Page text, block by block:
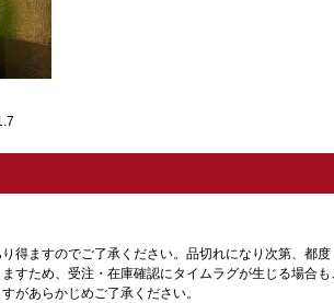
得ますのでご了承ください。 品切れになり次第、都
すため、受注・在庫確認にタイムラグが生じる場合も
があらかじめご了承ください。